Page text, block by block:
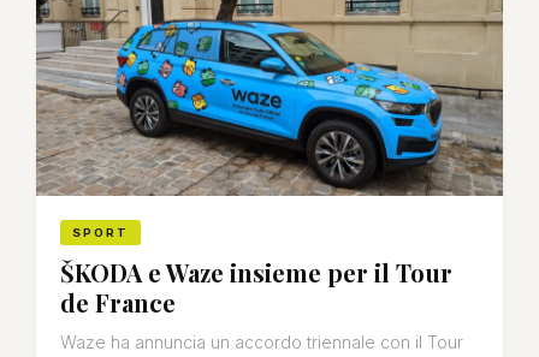
SPORT
ŠKODA e Waze insieme per il Tour
de France
Waze ha annuncia un accordo triennale con il Tour